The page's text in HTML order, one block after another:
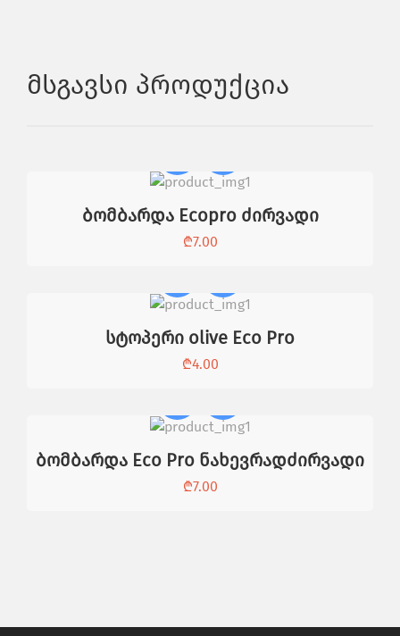
Მსგავსი Პროდუქცია
ბომბარდა Ecopro ძირვადი
₾7.00
სტოპერი olive Eco Pro
₾4.00
ბომბარდა Eco Pro ნახევრადძირვადი
₾7.00